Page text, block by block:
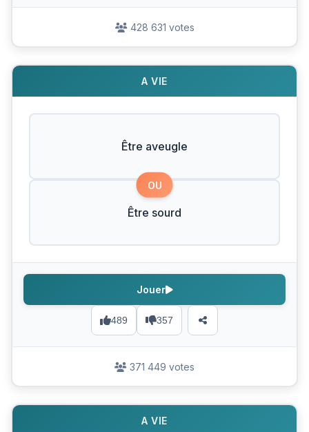
428 631 votes
A VIE
Être aveugle
OU
Être sourd
489 357
Jouer
371 449 votes
A VIE